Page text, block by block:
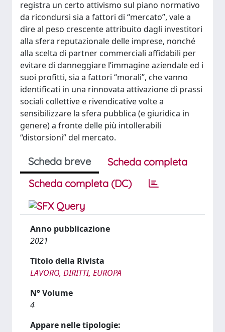
registra un certo attivismo sul piano normativo
da ricondursi sia a fattori di “mercato”, vale a
dire al peso crescente attribuito dagli investitori
alla sfera reputazionale delle imprese, nonché
alla scelta di partner commerciali affidabili per
evitare di danneggiare l’immagine aziendale ed i
suoi profitti, sia a fattori “morali”, che vanno
identificati in una rinnovata attivazione di prassi
sociali collettive e rivendicative volte a
sensibilizzare la sfera pubblica (e giuridica in
genere) a fronte delle più intollerabili
“distorsioni” del mercato.
Scheda breve
Scheda completa
Scheda completa (DC)
Anno pubblicazione
2021
Titolo della Rivista
LAVORO, DIRITTI, EUROPA
N° Volume
4
Appare nelle tipologie: